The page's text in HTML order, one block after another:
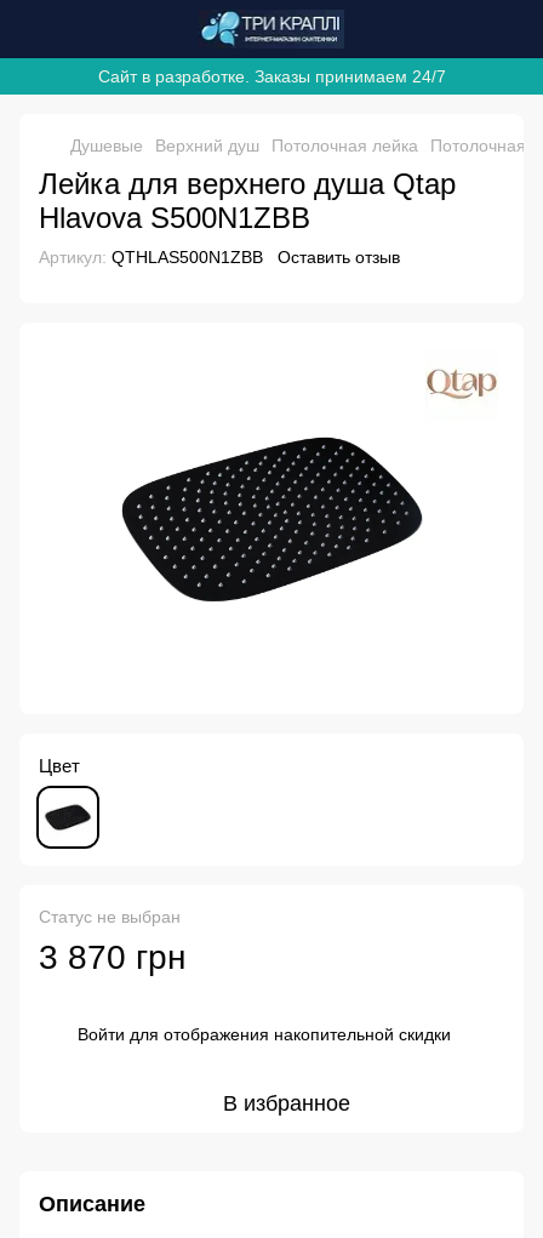
Сайт в разработке. Заказы принимаем 24/7
Душевые Верхний душ Потолочная лейка Потолочная
Лейка для верхнего душа Qtap
Hlavova S500N1ZBB
Артикул: QTHLAS500N1ZBB Оставить отзыв
Цвет
Статус не выбран
3 870 грн
Войти для отображения накопительной скидки
В избранное
Описание